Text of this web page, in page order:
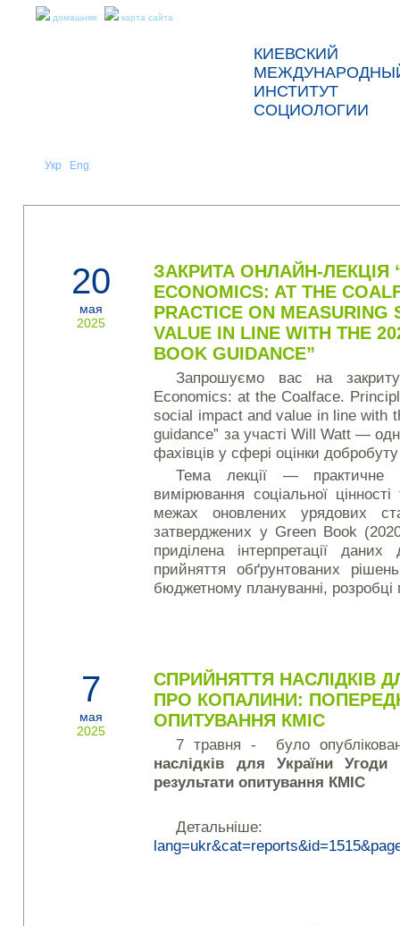
домашняя карта сайта
КИЕВСКИЙ
ИНСТИТУТ
СОЦИОЛОГИИ
Укр Eng
20
мая
2025
ЗАКРИТА ОНЛАЙН-ЛЕКЦІЯ
ECONOMICS: AT THE
PRACTICE ON MEASURING
VALUE IN LINE WITH THE
BOOK GUIDANCE”
Запрошуємо вас на
Economics: at the Coalface.
social impact and value in line with
guidance” за участі Will Watt —
фахівців у сфері оцінки
Тема лекції — практичне
вимірювання соціальної
межах оновлених урядових
затверджених у Green Book
приділена інтерпретації
прийняття обґрунтованих
бюджетному плануванні, розробці
7
мая
2025
СПРИЙНЯТТЯ НАСЛІДКІВ
ПРО КОПАЛИНИ:
ОПИТУВАННЯ КМІС
7 травня - було
наслідків для України
результати опитування КМІС